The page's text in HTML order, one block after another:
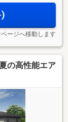
ージへ移動します
の高性能エア